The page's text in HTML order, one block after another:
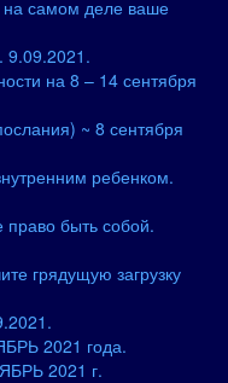
на самом деле ваше
9.09.2021.
на 8 – 14 сентября
~ 8 сентября
ребенком.
быть собой.
грядущую загрузку
2021 года.
2021 г.